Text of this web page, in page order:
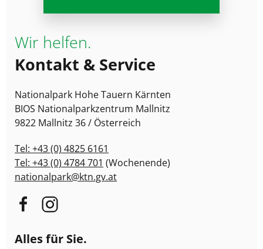
Wir helfen.
Kontakt & Service
Nationalpark Hohe Tauern Kärnten
BIOS Nationalparkzentrum Mallnitz
9822 Mallnitz 36 / Österreich
Tel: +43 (0) 4825 6161
Tel: +43 (0) 4784 701 (Wochenende)
nationalpark@ktn.gv.at
Alles für Sie.